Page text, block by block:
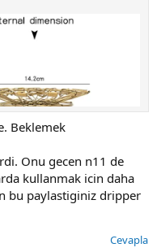
Beklemek
Onu gecen n11 de
kullanmak icin daha
bu paylastiginiz dripper
Cevapla